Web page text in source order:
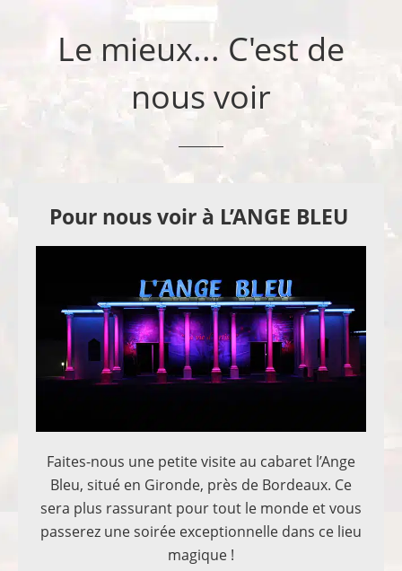
Le mieux... C'est de
nous voir
Pour nous voir à L’ANGE BLEU
Faites-nous une petite visite au cabaret l’Ange
Bleu, situé en Gironde, près de Bordeaux. Ce
sera plus rassurant pour tout le monde et vous
passerez une soirée exceptionnelle dans ce lieu
magique !